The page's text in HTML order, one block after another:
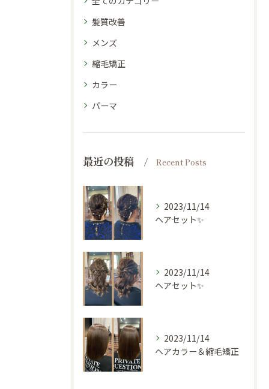
髪質改善
メンズ
縮毛矯正
カラー
パーマ
最近の投稿 Recent Posts
2023/11/14
ヘアセット✨
2023/11/14
ヘアセット✨
2023/11/14
ヘアカラー＆縮毛矯正